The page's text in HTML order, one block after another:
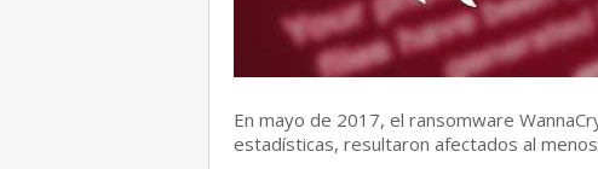
En mayo de 2017, el ransomware
estadísticas, resultaron afectados al